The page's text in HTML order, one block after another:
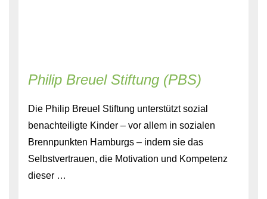
Philip Breuel Stiftung (PBS)
Die Philip Breuel Stiftung unterstützt sozial
benachteiligte Kinder – vor allem in sozialen
Brennpunkten Hamburgs – indem sie das
Selbstvertrauen, die Motivation und Kompetenz
dieser …